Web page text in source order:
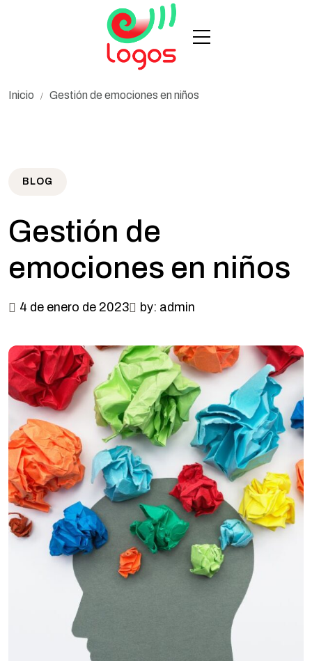
Inicio / Gestión de emociones en niños
BLOG
Gestión de
emociones en niños
4 de enero de 2023 by: admin